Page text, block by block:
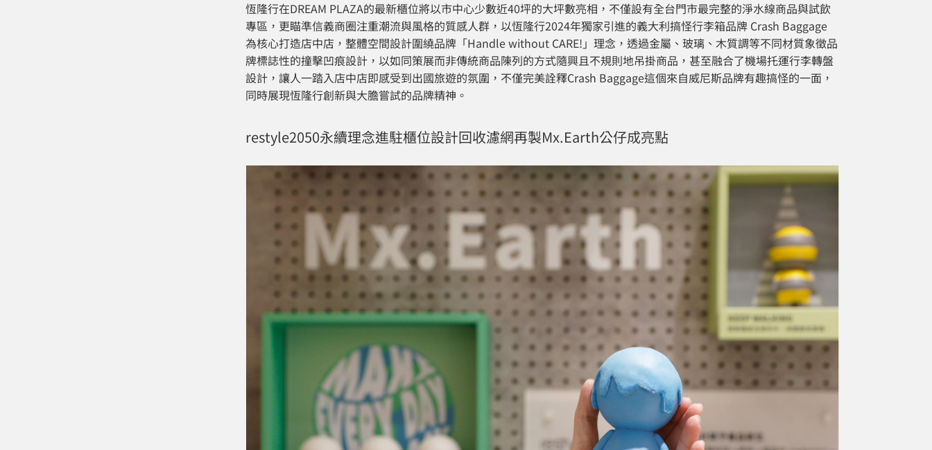
恆隆行在DREAM PLAZA的最新櫃位將以市中心少數近40坪的大坪數亮相，不僅設有全台門市最完整的淨水線商品與試飲
專區，更瞄準信義商圈注重潮流與風格的質感人群，以恆隆行2024年獨家引進的義大利搞怪行李箱品牌 Crash Baggage
為核心打造店中店，整體空間設計圍繞品牌「Handle without CARE!」理念，透過金屬、玻璃、木質調等不同材質象徵品
牌標誌性的撞擊凹痕設計，以如同策展而非傳統商品陳列的方式隨興且不規則地吊掛商品，甚至融合了機場托運行李轉盤
設計，讓人一踏入店中店即感受到出國旅遊的氛圍，不僅完美詮釋Crash Baggage這個來自威尼斯品牌有趣搞怪的一面，
同時展現恆隆行創新與大膽嘗試的品牌精神。
restyle2050永續理念進駐櫃位設計回收濾網再製Mx.Earth公仔成亮點